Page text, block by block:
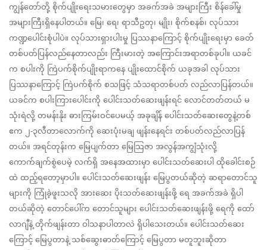
ကျွန်တော်တို့ စိုက်ပျိုးရေးသမားတွေမှာ အခက်အခဲ အများကြီး စိန်ခေါ်မှု
အများကြီးရှိနေပါတယ်။ မြေ၊ ရေ၊ ရာသီဥတု၊ မျိုး၊ စိုက်စနစ်၊ လုပ်သား
ကဏ္ဍပေါင်းစုံပါပဲ။ လုပ်သားရှားပါးမှု ပြဿနာကြောင့် စိုက်ပျိုးရေးမှာ ခေတ်
တစ်ပတ်ပြန်လည်နေတာလည်း ကြီးမားတဲ့ အကြောင်းအရာတစ်ခုပါ။ ယခင်
က စပါးကို ကြဲပက်စိုက်ပျိုးရာကနေ ပျိုးထောင်စိုက် ယခုအခါ လုပ်သား
ပြဿနာကြောင့် ကြဲပက်စိုက် စသဖြင့် သံသရာတစ်ပတ် လည်လာပြန်တယ်။
ယခင်က စပါးကြားပေါင်းကို ပေါင်းသတ်ဆေးဖျန်းရင် လောင်တတ်တယ် မ
သုံးရဲလို့ တမန်းနိုး ဓားကြမ်းဝင်ပေမယ့် အခုချိန် ပေါင်းသတ်ဆေးတွေနဲ့တစ်
ဧက ၂-၃လီတာလောက်ကို ဆေးပုံးမချ ဖျန်းနေရင်း တစ်ပတ်လည်လာပြန်
တယ်။ အရင်တုန်းက မြေပျက်တာ မြေသြဇာ အလွန်အကျွံသုံးလို့
ကောက်ချက်စွဲပေမဲ့ လက်ရှိ အနေအထားမှာ ပေါင်းသတ်ဆေးပါ ထိုခေါင်းစဉ်
ထဲ ထည့်ရတော့မှာပါ။ ပေါင်းသတ်ဆေးဖျန်း မြေပွတယ်ဆိုတဲ့ ဆရာတောင်သူ
များကို ကြုံခဲ့ဖူးသလို အားဆေး ပိုးသတ်ဆေးဖျန်းဖို့ ရေ အခက်အခဲ ရှိပါ
တယ်ဆိုတဲ့ တောင်ပေါ်က တောင်သူများ ပေါင်းသတ်ဆေးဖျန်းဖို့ ရေကို ထော်
လာဂျီနဲ့ တိုက်ဖျန်းတာ ဝါသနာပါတာလဲ ရှိပါသေးတယ်။ ပေါင်းသတ်ဆေး
ကြောင့် မြေပွတာနဲ့ သစ်ဆွေးဓာတ်ကြောင့် မြေပွတာ မတူဘူးဆိုတာ